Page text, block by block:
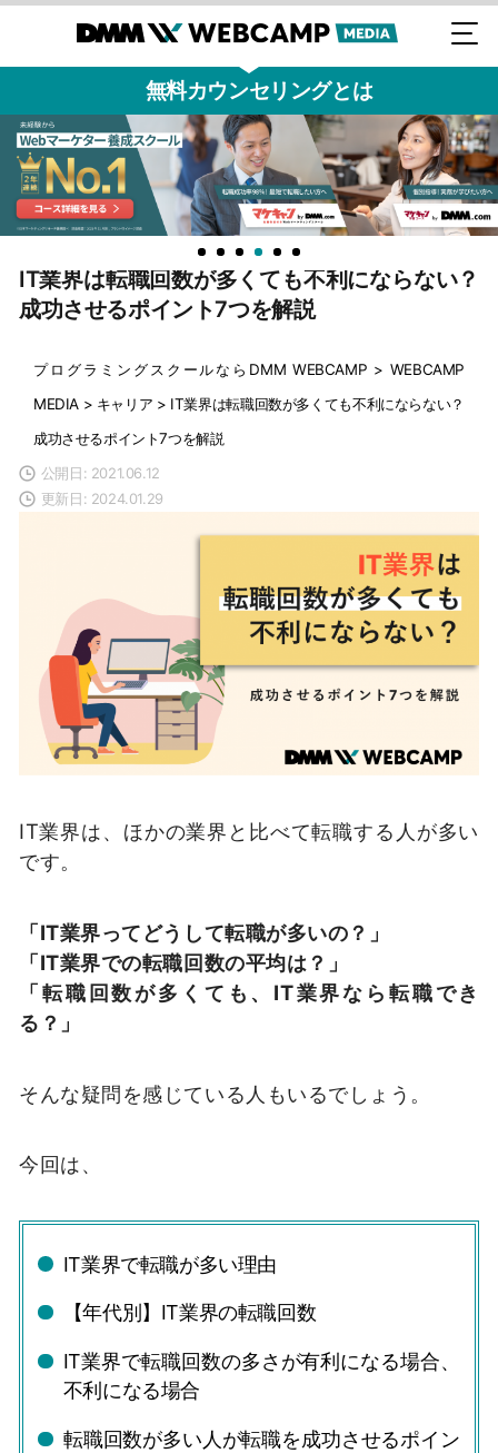
無料カウンセリングとは
IT業界は転職回数が多くても不利にならない？
成功させるポイント7つを解説
プログラミングスクールならDMM WEBCAMP > WEBCAMP
MEDIA > キャリア > IT業界は転職回数が多くても不利にならない？
成功させるポイント7つを解説
公開日: 2021.06.12
更新日: 2024.01.29
IT業界は、ほかの業界と比べて転職する人が多い
です。
「IT業界ってどうして転職が多いの？」
「IT業界での転職回数の平均は？」
「転職回数が多くても、IT業界なら転職でき
る？」
そんな疑問を感じている人もいるでしょう。
今回は、
IT業界で転職が多い理由
【年代別】IT業界の転職回数
IT業界で転職回数の多さが有利になる場合、
不利になる場合
転職回数が多い人が転職を成功させるポイン